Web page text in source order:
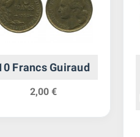
Francs Guiraud
2,00 €